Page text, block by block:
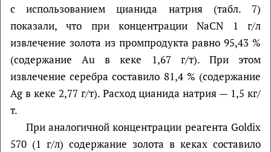
с использованием цианида натрия (табл. 7)
показали, что при концентрации NaCN 1 г/л
извлечение золота из промпродукта равно 95,43 %
(содержание Au в кеке 1,67 г/т). При этом
извлечение серебра составило 81,4 % (содержание
Ag в кеке 2,77 г/т). Расход цианида натрия — 1,5 кг/
т.
При аналогичной концентрации реагента Goldiх
570 (1 г/л) содержание золота в кеках составило